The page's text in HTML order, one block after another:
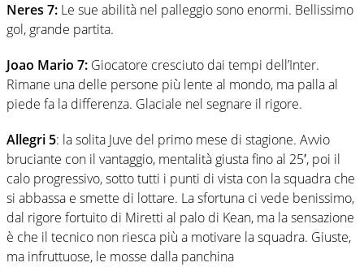
Neres 7: Le sue abilità nel palleggio sono enormi. Bellissimo
gol, grande partita.
Joao Mario 7: Giocatore cresciuto dai tempi dell’Inter.
Rimane una delle persone più lente al mondo, ma palla al
piede fa la differenza. Glaciale nel segnare il rigore.
Allegri 5: la solita Juve del primo mese di stagione. Avvio
bruciante con il vantaggio, mentalità giusta fino al 25′, poi il
calo progressivo, sotto tutti i punti di vista con la squadra che
si abbassa e smette di lottare. La sfortuna ci vede benissimo,
dal rigore fortuito di Miretti al palo di Kean, ma la sensazione
è che il tecnico non riesca più a motivare la squadra. Giuste,
ma infruttuose, le mosse dalla panchina